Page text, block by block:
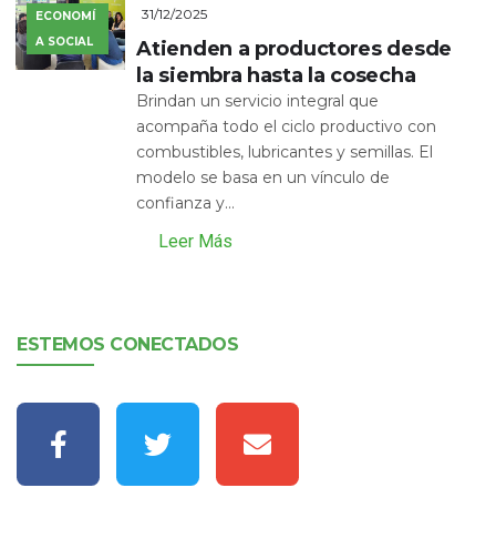
ECONOMÍ
A SOCIAL
31/12/2025
Atienden a productores desde
la siembra hasta la cosecha
Brindan un servicio integral que
acompaña todo el ciclo productivo con
combustibles, lubricantes y semillas. El
modelo se basa en un vínculo de
confianza y...
Leer Más
ESTEMOS CONECTADOS